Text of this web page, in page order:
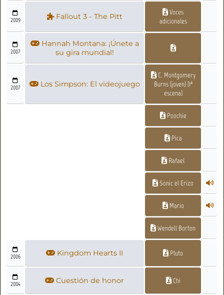
2009 Fallout 3 - The Pitt
Voces
adicionales
2007
Hannah Montana: ¡Únete a
su gira mundial!
2007 Los Simpson: El videojuego
C. Montgomery
Burns (joven) (1ª
escena)
Poochie
Pica
Rafael
Sonic el Erizo
Mario
Wendell Borton
2006 Kingdom Hearts II Pluto
2004 Cuestión de honor Chi